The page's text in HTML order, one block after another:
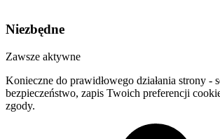
Niezbędne
Zawsze aktywne
Konieczne do prawidłowego działania strony -
bezpieczeństwo, zapis Twoich preferencji
zgody.